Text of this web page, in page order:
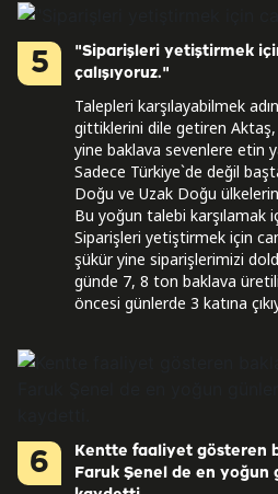
5
"Siparişleri yetiştirmek
çalışıyoruz."
Talepleri karşılayabilmek
gittiklerini dile getiren
yine baklava sevenlere etin
Sadece Türkiye`de değil
Doğu ve Uzak Doğu
Bu yoğun talebi karşılamak
Siparişleri yetiştirmek için
şükür yine siparişlerimizi
günde 7, 8 ton baklava
öncesi günlerde 3 katına
6
Kentte faaliyet gösteren
Faruk Şenel de en yoğun